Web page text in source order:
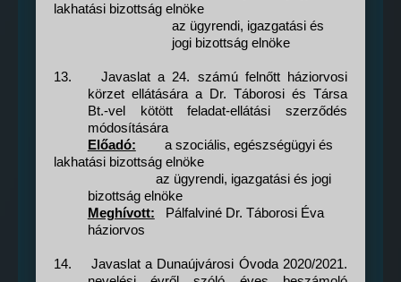
lakhatási bizottság elnöke
az ügyrendi, igazgatási és
jogi bizottság elnöke
13.
Javaslat a 24. számú felnőtt háziorvosi
körzet ellátására a Dr. Táborosi és Társa
Bt.-vel kötött feladat-ellátási szerződés
módosítására
Előadó:
a szociális, egészségügyi és
lakhatási bizottság elnöke
az ügyrendi, igazgatási és jogi
bizottság elnöke
Meghívott:
Pálfalviné Dr. Táborosi Éva
háziorvos
14.
Javaslat a Dunaújvárosi Óvoda 2020/2021.